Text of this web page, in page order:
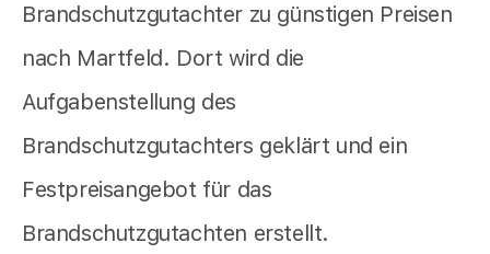
Brandschutzgutachter zu günstigen Preisen
nach Martfeld. Dort wird die
Aufgabenstellung des
Brandschutzgutachters geklärt und ein
Festpreisangebot für das
Brandschutzgutachten erstellt.